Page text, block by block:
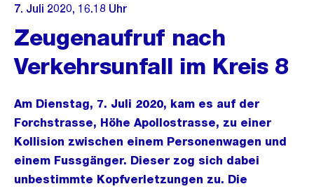
7. Juli 2020, 16.18 Uhr
Zeugenaufruf nach
Verkehrsunfall im Kreis 8
Am Dienstag, 7. Juli 2020, kam es auf der
Forchstrasse, Höhe Apollostrasse, zu einer
Kollision zwischen einem Personenwagen und
einem Fussgänger. Dieser zog sich dabei
unbestimmte Kopfverletzungen zu. Die